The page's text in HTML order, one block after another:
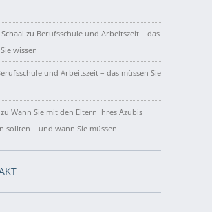
zu Berufsschule und Arbeitszeit – das
wissen
und Arbeitszeit – das müssen Sie
zu Wann Sie mit den Eltern Ihres Azubis
sollten – und wann Sie müssen